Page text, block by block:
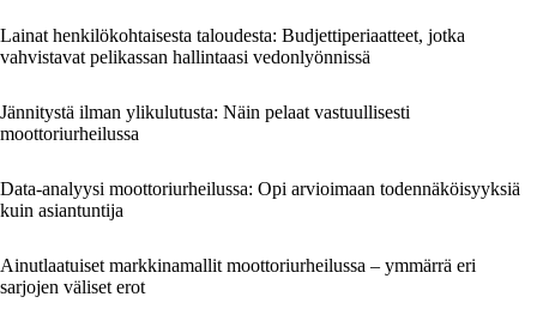
Lainat henkilökohtaisesta taloudesta: Budjettiperiaatteet, jotka
vahvistavat pelikassan hallintaasi vedonlyönnissä
Jännitystä ilman ylikulutusta: Näin pelaat vastuullisesti
moottoriurheilussa
Data-analyysi moottoriurheilussa: Opi arvioimaan todennäköisyyksiä
kuin asiantuntija
Ainutlaatuiset markkinamallit moottoriurheilussa – ymmärrä eri
sarjojen väliset erot